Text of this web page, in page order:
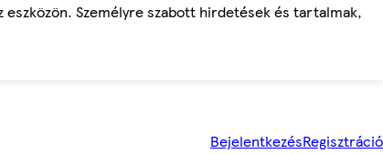
Személyre szabott hirdetések és tartalmak,
BejelentkezésRegisztráció